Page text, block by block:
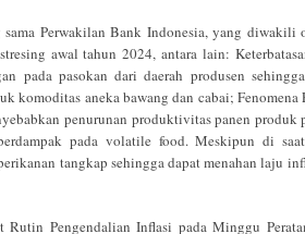
sama Perwakilan Bank Indonesia, yang
awal tahun 2024, antara lain:
pada pasokan dari daerah produsen
komoditas aneka bawang dan cabai;
penurunan produktivitas panen
pada volatile food. Meskipun di
tangkap sehingga dapat menahan laju
Pengendalian Inflasi pada Minggu